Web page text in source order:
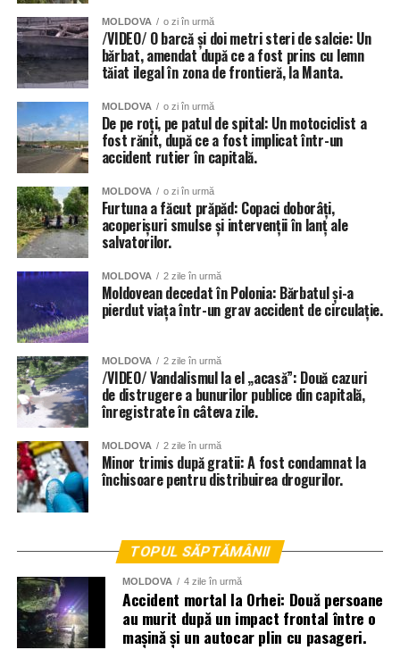
Și instituțiile de învățământ din Chișinău au fost grav
grădinițe din sectoarele Botanica, Buiucani, Centru și
Râșcani. Totuși autoritățile dau asigurări că situația va fi
remediată în cel mai scurt timp.
Inundat a fost și teatrul de Operă și Balet Maria Bieșu, sub
presiunea apei de pe acoperiș, au cedat două țevi.
Inundate au fost și trecerile subterane de pietoni, dar și
parcările amenajate în subsolurile blocurilor locative.
MOLDOVA o zi în urmă
/VIDEO/ O barcă și doi metri steri de salcie: Un
bărbat, amendat după ce a fost prins cu lemn
tăiat ilegal în zona de frontieră, la Manta.
MOLDOVA o zi în urmă
De pe roți, pe patul de spital: Un motociclist a
fost rănit, după ce a fost implicat într-un
accident rutier în capitală.
MOLDOVA o zi în urmă
Furtuna a făcut prăpăd: Copaci doborâți,
acoperișuri smulse și intervenții în lanț ale
salvatorilor.
MOLDOVA 2 zile în urmă
Moldovean decedat în Polonia: Bărbatul și-a
pierdut viața într-un grav accident de circulație.
MOLDOVA 2 zile în urmă
/VIDEO/ Vandalismul la el „acasă”: Două cazuri
de distrugere a bunurilor publice din capitală,
înregistrate în câteva zile.
MOLDOVA 2 zile în urmă
Minor trimis după gratii: A fost condamnat la
închisoare pentru distribuirea drogurilor.
TOPUL SĂPTĂMÂNII
MOLDOVA 4 zile în urmă
Accident mortal la Orhei: Două persoane
au murit după un impact frontal între o
mașină și un autocar plin cu pasageri.